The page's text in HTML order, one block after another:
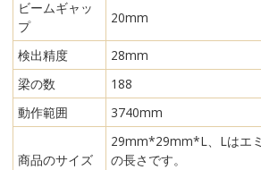
ビームギャッ
プ
20mm
検出精度
28mm
梁の数
188
動作範囲
3740mm
商品のサイズ
29mm*29mm*L、Lはエ
の長さです。